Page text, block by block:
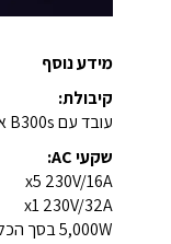
מידע נוסף
קיבולת:
עובד עם B300s או B300, מתחיל ב-3072Wh
שקעי AC:
x5 230V/16A
x1 230V/32A
5,000W בסך הכל